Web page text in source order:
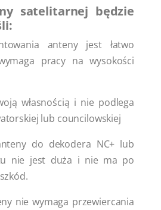
satelitarnej będzie
anteny jest łatwo
pracy na wysokości
własnością i nie podlega
lub councilowskiej
do dekodera NC+ lub
nie jest duża i nie ma po
nie wymaga przewiercania